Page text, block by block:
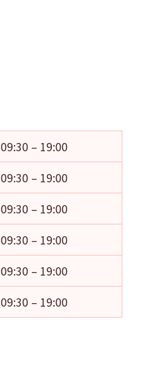
09:30 – 19:00
09:30 – 19:00
09:30 – 19:00
09:30 – 19:00
09:30 – 19:00
09:30 – 19:00